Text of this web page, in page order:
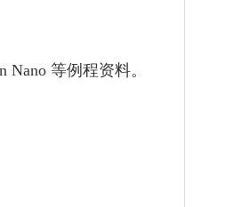
等例程资料。